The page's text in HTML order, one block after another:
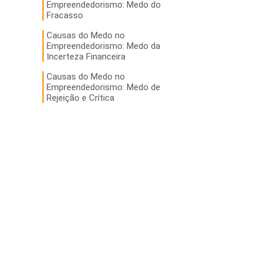
Empreendedorismo: Medo do
Fracasso
Causas do Medo no
Empreendedorismo: Medo da
Incerteza Financeira
Causas do Medo no
Empreendedorismo: Medo de
Rejeição e Crítica